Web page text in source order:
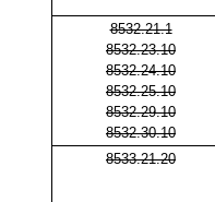
8532.21.1
8532.23.10
8532.24.10
8532.25.10
8532.29.10
8532.30.10
8533.21.20